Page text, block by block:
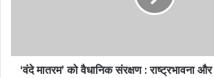
‘वंदे मातरम’ को वैधानिक संरक्षण : राष्ट्रभावना